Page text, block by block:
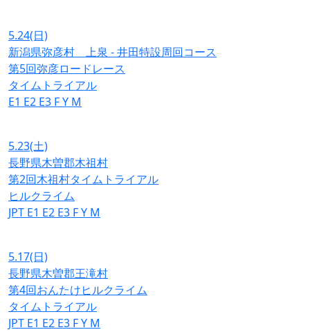
5.24(日)
新潟県弥彦村 上泉 - 井田特設周回コース
第5回弥彦ロードレース
タイムトライアル
E1 E2 E3 FY M
5.23(土)
長野県木曽郡木祖村
第2回木祖村タイムトライアル
ヒルクライム
JPT E1 E2 E3 FY M
5.17(日)
長野県木曽郡王滝村
第4回おんたけヒルクライム
タイムトライアル
JPT E1 E2 E3 FY M